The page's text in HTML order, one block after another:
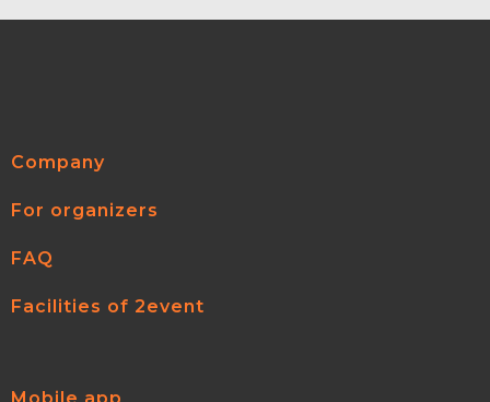
Company
For organizers
FAQ
Facilities of 2event